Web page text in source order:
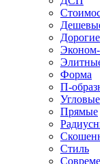
Дорогие
Эконом-
Форма
П-
Угловые
Прямые
Стиль